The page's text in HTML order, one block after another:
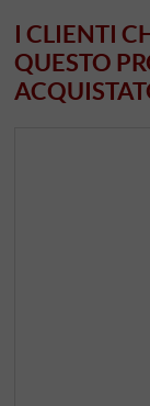
I CLIENTI
QUESTO